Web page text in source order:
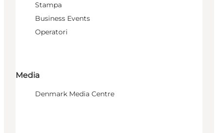
Stampa
Business Events
Operatori
Media
Denmark Media Centre